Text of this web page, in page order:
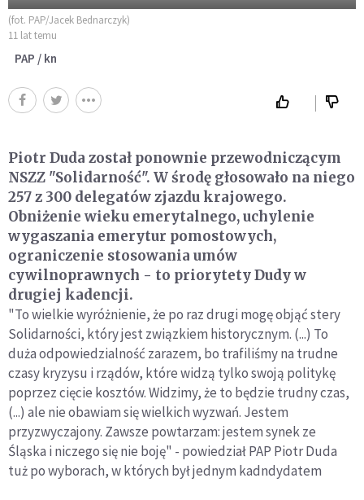
(fot. PAP/Jacek Bednarczyk)
11 lat temu
PAP / kn
Piotr Duda został ponownie przewodniczącym
NSZZ "Solidarność". W środę głosowało na niego
257 z 300 delegatów zjazdu krajowego.
Obniżenie wieku emerytalnego, uchylenie
wygaszania emerytur pomostowych,
ograniczenie stosowania umów
cywilnoprawnych - to priorytety Dudy w
drugiej kadencji.
"To wielkie wyróżnienie, że po raz drugi mogę objąć stery
Solidarności, który jest związkiem historycznym. (...) To
duża odpowiedzialność zarazem, bo trafiliśmy na trudne
czasy kryzysu i rządów, które widzą tylko swoją politykę
poprzez cięcie kosztów. Widzimy, że to będzie trudny czas,
(...) ale nie obawiam się wielkich wyzwań. Jestem
przyzwyczajony. Zawsze powtarzam: jestem synek ze
Śląska i niczego się nie boję" - powiedział PAP Piotr Duda
tuż po wyborach, w których był jednym kadndydatem